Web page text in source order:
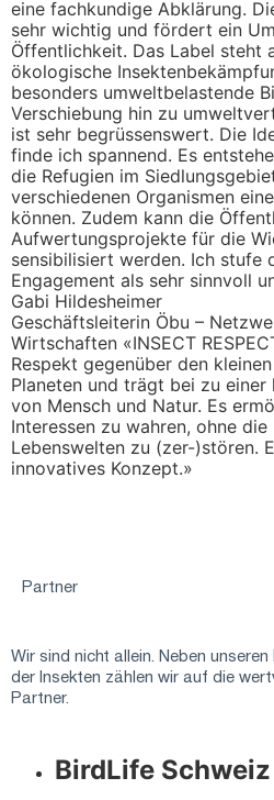
eine fachkundige Abklärung.
sehr wichtig und fördert ein
Öffentlichkeit. Das Label steht
ökologische
besonders umweltbelastende
Verschiebung hin zu
ist sehr begrüssenswert. Die
finde ich spannend. Es
die Refugien im
verschiedenen Organismen
können. Zudem kann die
Aufwertungsprojekte für die
sensibilisiert werden. Ich stufe
Engagement als sehr sinnvoll
Gabi Hildesheimer
Geschäftsleiterin Öbu –
Wirtschaften «INSECT
Respekt gegenüber den
Planeten und trägt bei zu
von Mensch und Natur. Es
Interessen zu wahren, ohne
Lebenswelten zu (zer-)stören.
innovatives Konzept.»
Partner
Wir sind nicht allein. Neben
der Insekten zählen wir auf die
Partner.
BirdLife Schweiz